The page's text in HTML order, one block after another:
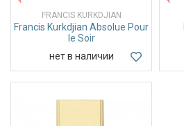
FRANCIS KURKDJIAN
Francis Kurkdjian Absolue Pour
le Soir
нет в наличии